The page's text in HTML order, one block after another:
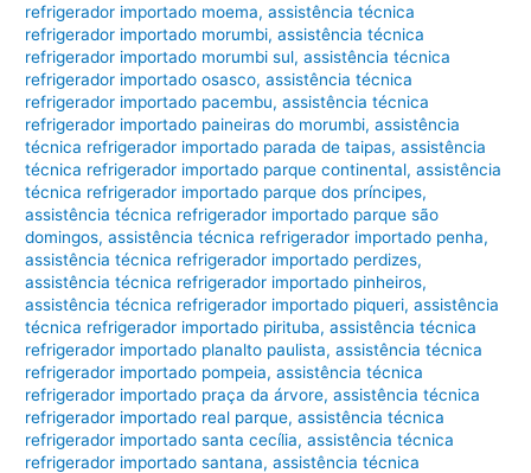
refrigerador importado moema,assistência técnica
refrigerador importado morumbi,assistência técnica
refrigerador importado morumbi sul,assistência técnica
refrigerador importado osasco,assistência técnica
refrigerador importado pacembu,assistência técnica
refrigerador importado paineiras do morumbi,assistência
técnica refrigerador importado parada de taipas,assistência
técnica refrigerador importado parque continental,assistência
técnica refrigerador importado parque dos príncipes,
assistência técnica refrigerador importado parque são
domingos,assistência técnica refrigerador importado penha,
assistência técnica refrigerador importado perdizes,
assistência técnica refrigerador importado pinheiros,
assistência técnica refrigerador importado piqueri,assistência
técnica refrigerador importado pirituba,assistência técnica
refrigerador importado planalto paulista,assistência técnica
refrigerador importado pompeia,assistência técnica
refrigerador importado praça da árvore,assistência técnica
refrigerador importado real parque,assistência técnica
refrigerador importado santa cecília,assistência técnica
refrigerador importado santana,assistência técnica